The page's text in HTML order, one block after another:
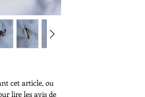
cet article, ou
lire les avis de